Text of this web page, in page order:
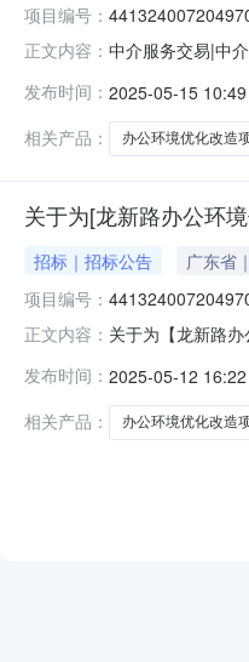
项目编号：
正文内容： 中介服务交易|中
送审金额计费选
陈江街道财政街
发布时间： 2025-05-15 10:49
相关产品：
办公环境优化改造
关于为[龙新路办公环
招标｜招标公告 广东省
项目编号：
正文内容： 关于为【龙新路
服务内容本次采
说明每项工
发布时间： 2025-05-12 16:22
相关产品：
办公环境优化改造